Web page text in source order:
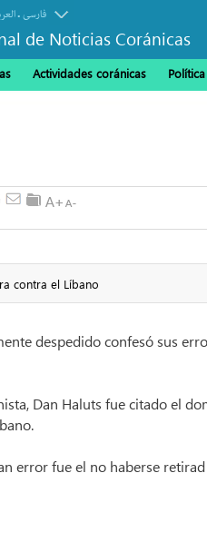
.فارسی
de Noticias Coránicas
Actividades coránicas
contra el Líbano
despedido confesó sus
Dan Haluts fue citado el
error fue el no haberse